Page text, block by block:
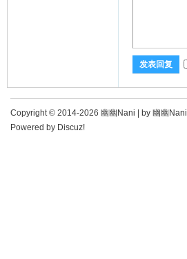
发表回复
Copyright © 2014-2026 幽幽Nani | by 幽幽Nani
Powered by Discuz!